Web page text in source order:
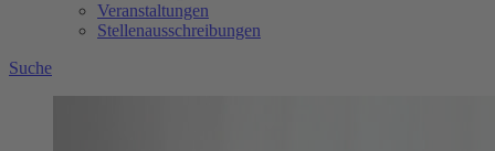
Veranstaltungen
Stellenausschreibungen
Suche